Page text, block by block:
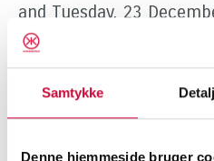
Samtykke
Denne hjemmeside bruger
and Tuesday, 23
from 7:30 to 16:00.
In addition, we will have
on Monday, 29